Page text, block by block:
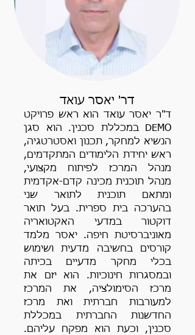
ד"ר יאסר עואד הוא ראש פרויקט
DEMO במכללת סכנין. הוא סגן
הנשיא למחקר, תכנון ואסטרטגיה,
ראש יחידת הלימודים המתקדמים,
מנהל המרכז לפיתוח מקצועי,
מנהל תוכנית מכינה קדם-אקדמית
ומתאם תוכנית לתואר שני
בהערכה בית ספרית. בעל תואר
דוקטור במדעי האקטואריה
מאוניברסיטת חיפה. יאסר מלמד
קורסים בחשיבה מדעית ושימוש
בכלי מחקר מדעיים בכיתה
ובמסגרות חינוכיות. הוא יזם את
מרכז הסימולציה, את המרכז
למעורבות חברתית ואת מרכז
החדשנות החברתית במכללת
סכנין, וכעת הוא מפקח עליהם.
דר' יאסר עואד